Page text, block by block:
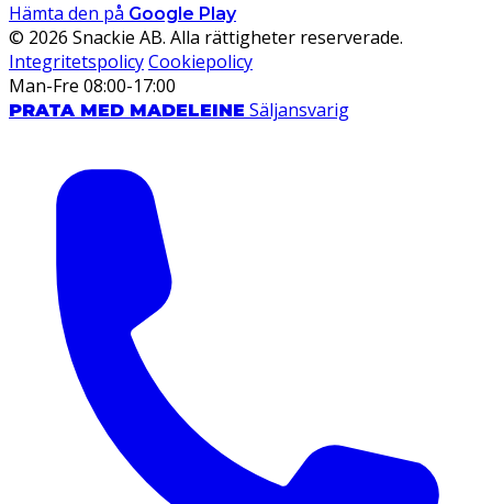
Hämta den på Google Play
© 2026 Snackie AB. Alla rättigheter reserverade.
IntegritetspolicyCookiepolicy
Man-Fre 08:00-17:00
PRATA MED MADELEINE Säljansvarig